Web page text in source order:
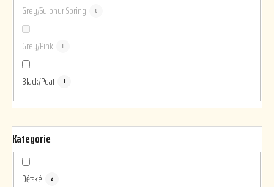
Grey/Sulphur Spring 0
Grey/Pink 0
Black/Peat 1
Kategorie
Dětské 2